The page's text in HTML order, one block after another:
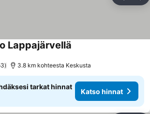
Lappajärvellä
3.8 km kohteesta Keskusta
tarkat hinnat
Katso hinnat